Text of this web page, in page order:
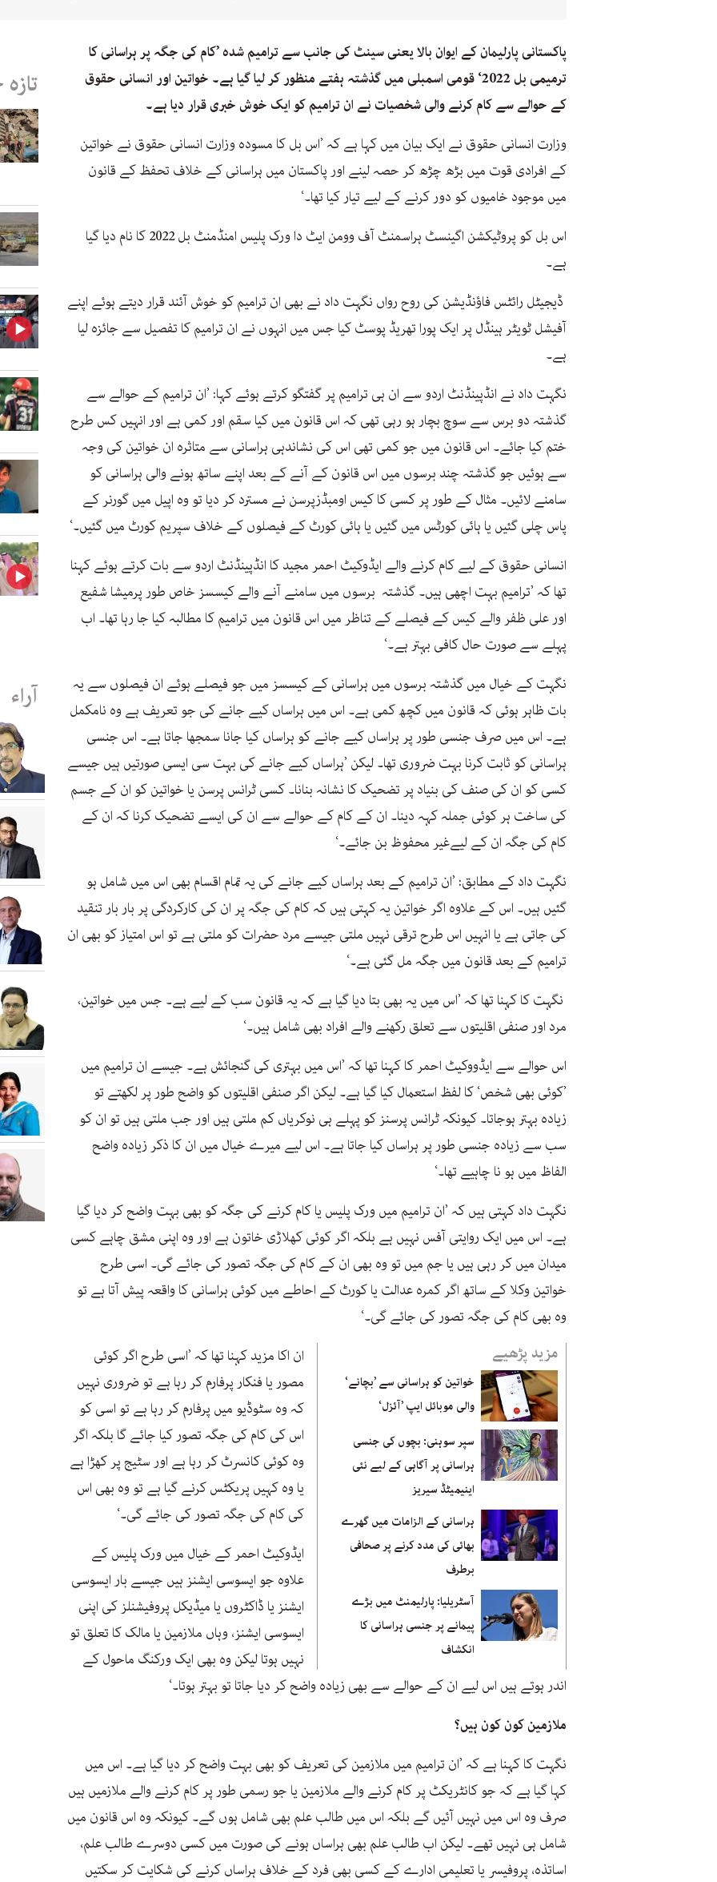
پاکستانی پارلیمان کے ایوان بالا یعنی سینٹ کی جانب سے ترامیم شدہ ’کام کی جگہ پر ہراسانی کا
ترمیمی بل 2022‘ قومی اسمبلی میں گذشتہ ہفتے منظور کر لیا گیا ہے۔ خواتین اور انسانی حقوق
کے حوالے سے کام کرنے والی شخصیات نے ان ترامیم کو ایک خوش خبری قرار دیا ہے۔
وزارت انسانی حقوق نے ایک بیان میں کہا ہے کہ ’اس بل کا مسودہ وزارت انسانی حقوق نے خواتین
کے افرادی قوت میں بڑھ چڑھ کر حصہ لینے اور پاکستان میں ہراسانی کے خلاف تحفظ کے قانون
میں موجود خامیوں کو دور کرنے کے لیے تیار کیا تھا۔‘
اس بل کو پروٹیکشن اگینسٹ ہراسمنٹ آف وومن ایٹ دا ورک پلیس امنڈمنٹ بل 2022 کا نام دیا گیا
ہے۔
ڈیجیٹل رائٹس فاؤنڈیشن کی روح رواں نگہت داد نے بھی ان ترامیم کو خوش آئند قرار دیتے ہوئے اپنے
آفیشل ٹویٹر ہینڈل پر ایک پورا تھریڈ پوسٹ کیا جس میں انہوں نے ان ترامیم کا تفصیل سے جائزہ لیا
ہے۔
نگہت داد نے انڈپینڈنٹ اردو سے ان ہی ترامیم پر گفتگو کرتے ہوئے کہا: ’ان ترامیم کے حوالے سے
گذشتہ دو برس سے سوچ بچار ہو رہی تھی کہ اس قانون میں کیا سقم اور کمی ہے اور انہیں کس طرح
ختم کیا جائے۔ اس قانون میں جو کمی تھی اس کی نشاندہی ہراسانی سے متاثرہ ان خواتین کی وجہ
سے ہوئیں جو گذشتہ چند برسوں میں اس قانون کے آنے کے بعد اپنے ساتھ ہونے والی ہراسانی کو
سامنے لائیں۔ مثال کے طور پر کسی کا کیس اومبڈزپرسن نے مسترد کر دیا تو وہ اپیل میں گورنر کے
پاس چلی گئیں یا ہائی کورٹس میں گئیں یا ہائی کورٹ کے فیصلوں کے خلاف سپریم کورٹ میں گئیں۔‘
انسانی حقوق کے لیے کام کرنے والے ایڈوکیٹ احمر مجید کا انڈپینڈنٹ اردو سے بات کرتے ہوئے کہنا
تھا کہ ’ترامیم بہت اچھی ہیں۔ گذشتہ برسوں میں سامنے آنے والے کیسسز خاص طور پرمیشا شفیع
اور علی ظفر والے کیس کے فیصلے کے تناظر میں اس قانون میں ترامیم کا مطالبہ کیا جا رہا تھا۔ اب
پہلے سے صورت حال کافی بہتر ہے۔‘
نگہت کے خیال میں گذشتہ برسوں میں ہراسانی کے کیسسز میں جو فیصلے ہوئے ان فیصلوں سے یہ
بات ظاہر ہوئی کہ قانون میں کچھ کمی ہے۔ اس میں ہراساں کیے جانے کی جو تعریف ہے وہ نامکمل
ہے۔ اس میں صرف جنسی طور پر ہراساں کیے جانے کو ہراساں کیا جانا سمجھا جاتا ہے۔ اس جنسی
ہراسانی کو ثابت کرنا بہت ضروری تھا۔ لیکن ’ہراساں کیے جانے کی بہت سی ایسی صورتیں ہیں جیسے
کسی کو ان کی صنف کی بنیاد پر تضحیک کا نشانہ بنانا۔ کسی ٹرانس پرسن یا خواتین کو ان کے جسم
کی ساخت ہر کوئی جملہ کہہ دینا۔ ان کے کام کے حوالے سے ان کی ایسے تضحیک کرنا کہ ان کے
کام کی جگہ ان کے لیےغیر محفوظ بن جائے۔‘
نگہت داد کے مطابق: ’ان ترامیم کے بعد ہراساں کیے جانے کی یہ تمام اقسام بھی اس میں شامل ہو
گئیں ہیں۔ اس کے علاوہ اگر خواتین یہ کہتی ہیں کہ کام کی جگہ پر ان کی کارکردگی پر بار بار تنقید
کی جاتی ہے یا انہیں اس طرح ترقی نہیں ملتی جیسے مرد حضرات کو ملتی ہے تو اس امتیاز کو بھی ان
ترامیم کے بعد قانون میں جگہ مل گئی ہے۔‘
نگہت کا کہنا تھا کہ ’اس میں یہ بھی بتا دیا گیا ہے کہ یہ قانون سب کے لیے ہے۔ جس میں خواتین،
مرد اور صنفی اقلیتوں سے تعلق رکھنے والے افراد بھی شامل ہیں۔‘
اس حوالے سے ایڈووکیٹ احمر کا کہنا تھا کہ ’اس میں بہتری کی گنجائش ہے۔ جیسے ان ترامیم میں
’کوئی بھی شخص‘ کا لفظ استعمال کیا گیا ہے۔ لیکن اگر صنفی اقلیتوں کو واضح طور پر لکھتے تو
زیادہ بہتر ہوجاتا۔ کیونکہ ٹرانس پرسنز کو پہلے ہی نوکریاں کم ملتی ہیں اور جب ملتی ہیں تو ان کو
سب سے زیادہ جنسی طور پر ہراساں کیا جاتا ہے۔ اس لیے میرے خیال میں ان کا ذکر زیادہ واضح
الفاظ میں ہو نا چاہیے تھا۔‘
نگہت داد کہتی ہیں کہ ’ان ترامیم میں ورک پلیس یا کام کرنے کی جگہ کو بھی بہت واضح کر دیا گیا
ہے۔ اس میں ایک روایتی آفس نہیں ہے بلکہ اگر کوئی کھلاڑی خاتون ہے اور وہ اپنی مشق چاہے کسی
میدان میں کر رہی ہیں یا جم میں تو وہ بھی ان کے کام کی جگہ تصور کی جائے گی۔ اسی طرح
خواتین وکلا کے ساتھ اگر کمرہ عدالت یا کورٹ کے احاطے میں کوئی ہراسانی کا واقعہ پیش آتا ہے تو
وہ بھی کام کی جگہ تصور کی جائے گی۔‘
مزید پڑھیے
خواتین کو ہراسانی سے ’بچانے‘
والی موبائل ایپ ’آئزل‘
سپر سوہنی: بچوں کی جنسی
ہراسانی پر آگاہی کے لیے نئی
اینیمیٹڈ سیریز
ہراسانی کے الزامات میں گھرے
بھائی کی مدد کرنے پر صحافی
برطرف
آسٹریلیا: پارلیمنٹ میں بڑے
پیمانے پر جنسی ہراسانی کا
انکشاف
ان اکا مزید کہنا تھا کہ ’اسی طرح اگر کوئی
مصور یا فنکار پرفارم کر رہا ہے تو ضروری نہیں
کہ وہ سٹوڈیو میں پرفارم کر رہا ہے تو اسی کو
اس کی کام کی جگہ تصور کیا جائے گا بلکہ اگر
وہ کوئی کانسرٹ کر رہا ہے اور سٹیج پر کھڑا ہے
یا وہ کہیں پریکٹس کرنے گیا ہے تو وہ بھی اس
کی کام کی جگہ تصور کی جائے گی۔‘
ایڈوکیٹ احمر کے خیال میں ورک پلیس کے
علاوہ جو ایسوسی ایشنز ہیں جیسے بار ایسوسی
ایشنز یا ڈاکٹروں یا میڈیکل پروفیشنلز کی اپنی
ایسوسی ایشنز، وہاں ملازمین یا مالک کا تعلق تو
نہیں ہوتا لیکن وہ بھی ایک ورکنگ ماحول کے
اندر ہوتے ہیں اس لیے ان کے حوالے سے بھی زیادہ واضح کر دیا جاتا تو بہتر ہوتا۔‘
ملازمین کون کون ہیں؟
نگہت کا کہنا ہے کہ ’ان ترامیم میں ملازمین کی تعریف کو بھی بہت واضح کر دیا گیا ہے۔ اس میں
کہا گیا ہے کہ جو کانٹریکٹ پر کام کرنے والے ملازمین یا جو رسمی طور پر کام کرنے والے ملازمیں ہیں
صرف وہ اس میں نہیں آئیں گے بلکہ اس میں طالب علم بھی شامل ہوں گے۔ کیونکہ وہ اس قانون میں
شامل ہی نہیں تھے۔ لیکن اب طالب علم بھی ہراساں ہونے کی صورت میں کسی دوسرے طالب علم،
اساتذہ، پروفیسر یا تعلیمی ادارے کے کسی بھی فرد کے خلاف ہراساں کرنے کی شکایت کر سکتیں
آراء